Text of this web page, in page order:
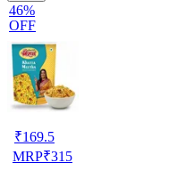
46%
OFF
₹169.5
MRP₹315